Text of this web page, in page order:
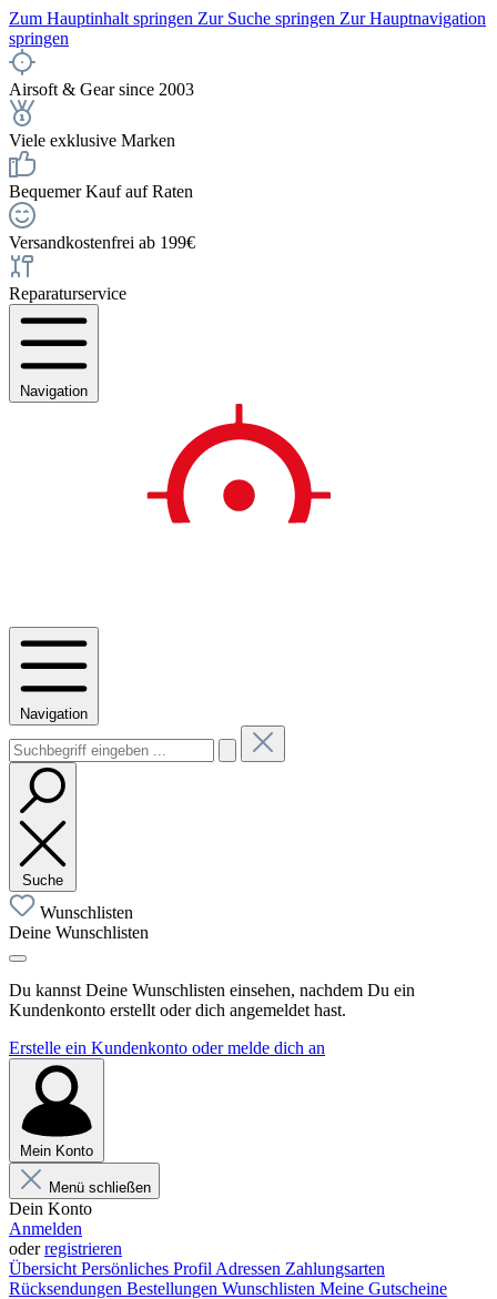
Zum Hauptinhalt springen Zur Suche springen Zur Hauptnavigation
springen
Airsoft & Gear since 2003
Viele exklusive Marken
Bequemer Kauf auf Raten
Versandkostenfrei ab 199€
Reparaturservice
Navigation
Navigation
Suche
Wunschlisten
Deine Wunschlisten
Du kannst Deine Wunschlisten einsehen, nachdem Du ein
Kundenkonto erstellt oder dich angemeldet hast.
Erstelle ein Kundenkonto oder melde dich an
Mein Konto
Menü schließen
Dein Konto
Anmelden
oderregistrieren
Übersicht Persönliches Profil Adressen Zahlungsarten
Rücksendungen Bestellungen Wunschlisten Meine Gutscheine